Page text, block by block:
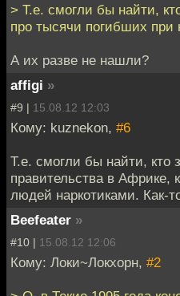
> Т.е. смогли бы найти,
про тысячи погибших при
А их разве не нашли?
affigi »
#9 | 15.08.12 12:03
Кому: kuznekon, #6
Т.е. смогли бы найти, кто
правительства в Африке,
людей наркотиками. Как-
Beefeater »
#10 | 15.08.12 12:06
Кому: Локи~Локхорн, #2